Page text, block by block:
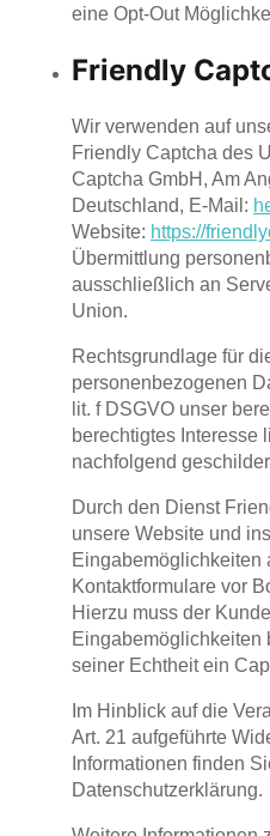
eine Opt-Out
Friendly
Wir verwenden auf
Friendly Captcha des
Captcha GmbH, Am
Deutschland, E-Mail:
Website: https://
Übermittlung
ausschließlich an
Union.
Rechtsgrundlage für
personenbezogenen
lit. f DSGVO unser
berechtigtes Interesse
nachfolgend
Durch den Dienst
unsere Website und
Eingabemöglichkeiten
Kontaktformulare vor
Hierzu muss der
Eingabemöglichkeiten
seiner Echtheit ein
Im Hinblick auf die
Art. 21 aufgeführte
Informationen finden
Datenschutzerklärung.